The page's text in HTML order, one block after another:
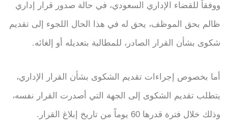
ووفقاً للقضاء الإداري السعودي، في حالة صدور قرار إداري
ظالم بحق الموظف، يحق له في هذا الحال اللجوء إلى تقديم
شكوى بشأن القرار الصادر، للمطالبة بتعديله أو إلغائه.
أما بخصوص إجراءات تقديم الشكوى بشأن القرار الإداري،
يتطلب تقديم الشكوى إلى الجهة التي أصدرت القرار نفسه،
وذلك خلال فترة قدرها 60 يوماً من تاريخ إبلاغ القرار.